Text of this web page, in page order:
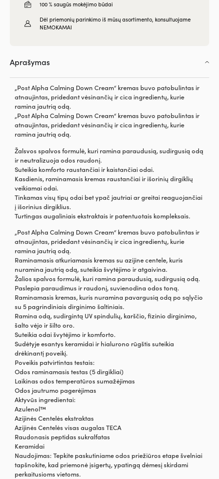
100 % saugūs mokėjimo būdai
Dėl priemonių parinkimo iš mūsų asortimento, konsultuojame
NEMOKAMAI
Aprašymas
„Post Alpha Calming Down Cream“ kremas buvo patobulintas ir
atnaujintas, pridedant vėsinančių ir cica ingredientų, kurie
ramina jautrią odą.
„Post Alpha Calming Down Cream“ kremas buvo patobulintas ir
atnaujintas, pridedant vėsinančių ir cica ingredientų, kurie
ramina jautrią odą.
Žalsvos spalvos formulė, kuri ramina paraudusią, sudirgusią odą
ir neutralizuoja odos raudonį.
Suteikia komforto raustančiai ir kaistančiai odai.
Kasdienis, raminamasis kremas raustančiai ir išorinių dirgiklių
veikiamai odai.
Tinkamas visų tipų odai bet ypač jautriai ar greitai reaguojančiai
į išorinius dirgiklius.
Turtingas augaliniais ekstraktais ir patentuotais kompleksais.
„Post Alpha Calming Down Cream“ kremas buvo patobulintas ir
atnaujintas, pridedant vėsinančių ir cica ingredientų, kurie
ramina jautrią odą.
Raminamasis atkuriamasis kremas su azijine centele, kuris
nuramina jautrią odą, suteikia švytėjimo ir atgaivina.
Žalios spalvos formulė, kuri ramina paraudusią, sudirgusią odą.
Paslepia paraudimus ir raudonį, suvienodina odos toną.
Raminamasis kremas, kuris nuramina pavargusią odą po sąlyčio
su 5 pagrindiniais dirginimo šaltiniais.
Ramina odą, sudirgintą UV spindulių, karščio, fizinio dirginimo,
šalto vėjo ir šilto oro.
Suteikia odai švytėjimo ir komforto.
Sudėtyje esantys keramidai ir hialurono rūgštis suteikia
drėkinantį poveikį.
Poveikis patvirtintas testais:
Odos raminamasis testas (5 dirgikliai)
Laikinas odos temperatūros sumažėjimas
Odos jautrumo pagerėjimas
Aktyvūs ingredientai:
Azulenol™
Azijinės Centelės ekstraktas
Azijinės Centelės visas augalas TECA
Raudonasis peptidas sukralfatas
Keramidai
Naudojimas: Tepkite paskutiniame odos priežiūros etape švelniai
tapšnokite, kad priemonė įsigertų, ypatingą dėmesį skirdami
perkaitusioms vietoms.